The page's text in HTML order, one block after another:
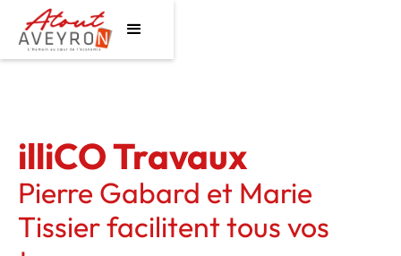
illiCO Travaux
Pierre Gabard et Marie
Tissier facilitent tous vos